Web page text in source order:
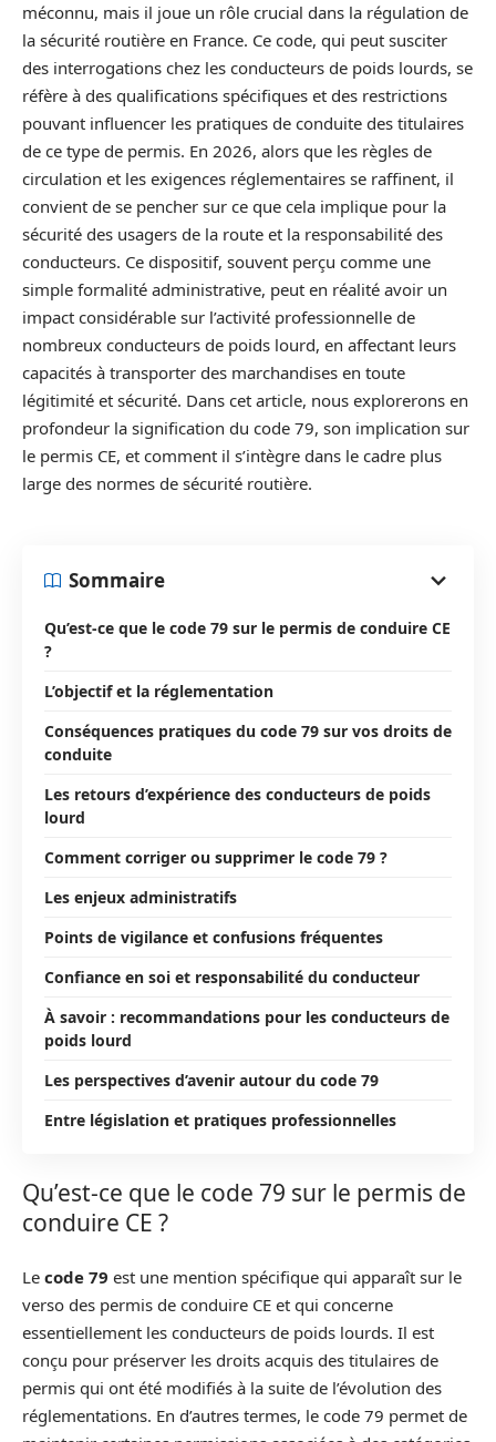
méconnu, mais il joue un rôle crucial dans la régulation de
la sécurité routière en France. Ce code, qui peut susciter
des interrogations chez les conducteurs de poids lourds, se
réfère à des qualifications spécifiques et des restrictions
pouvant influencer les pratiques de conduite des titulaires
de ce type de permis. En 2026, alors que les règles de
circulation et les exigences réglementaires se raffinent, il
convient de se pencher sur ce que cela implique pour la
sécurité des usagers de la route et la responsabilité des
conducteurs. Ce dispositif, souvent perçu comme une
simple formalité administrative, peut en réalité avoir un
impact considérable sur l’activité professionnelle de
nombreux conducteurs de poids lourd, en affectant leurs
capacités à transporter des marchandises en toute
légitimité et sécurité. Dans cet article, nous explorerons en
profondeur la signification du code 79, son implication sur
le permis CE, et comment il s’intègre dans le cadre plus
large des normes de sécurité routière.
Sommaire
Qu’est-ce que le code 79 sur le permis de conduire CE
?
L’objectif et la réglementation
Conséquences pratiques du code 79 sur vos droits de
conduite
Les retours d’expérience des conducteurs de poids
lourd
Comment corriger ou supprimer le code 79 ?
Les enjeux administratifs
Points de vigilance et confusions fréquentes
Confiance en soi et responsabilité du conducteur
À savoir : recommandations pour les conducteurs de
poids lourd
Les perspectives d’avenir autour du code 79
Entre législation et pratiques professionnelles
Qu’est-ce que le code 79 sur le permis de
conduire CE ?
Le code 79 est une mention spécifique qui apparaît sur le
verso des permis de conduire CE et qui concerne
essentiellement les conducteurs de poids lourds. Il est
conçu pour préserver les droits acquis des titulaires de
permis qui ont été modifiés à la suite de l’évolution des
réglementations. En d’autres termes, le code 79 permet de